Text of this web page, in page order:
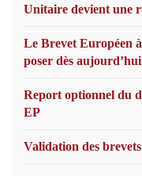
Unitaire devient une
Le Brevet Européen
poser dès aujourd’hui
Report optionnel du
EP
Validation des